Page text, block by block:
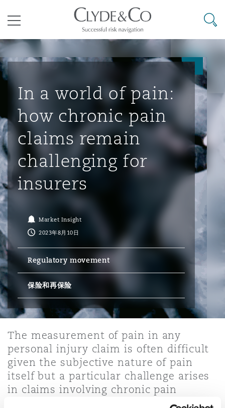
Business Jets
Carrier Liability
Commerical Dispute
Emergency Response & Crisis
Management
Finance & Leasing
Fleet Procurement
Insurance Coverage
业与咨询
商业
企业、商业与合规保险
劳动、养老金和移民n
知识产权
技术、外包与数据
议解决
Commercial Arbitration
Commercial Disputes
Commercial Litigation
源、海洋与贸易
Energy & Natural Resources
Marine
Trade & Commodities
险和再保险
Bermuda Form
Casualty
Corporate, Commercial &
Employers' & Public Liability
Employment Practices
Energy
Financial Institutions,
Officers
目和建筑工程
Construction Disputes
环境保护法
基础设施
Public Procurement
房地产
管法规与调查
Anti-Bribery & Corruption
Compliance
External Investigations
Fraud & White-Collar Crime
Internal Investigations
Professional Services
Safety, Security, Health &
候变化
Code
& Co Newton - 解锁智能索赔新模式
议融资
Eco Audit
普敦
累斯萨拉姆
翰内斯堡
罗比 – 联营办公室
京
里斯班
庆
港
隆坡 – 联营办公室
尔本
德里 – 联营办公室
拉加斯
西哥城
约热内卢
地亚哥 – 联营办公室
保罗
布扎比
罗
哈
拜
达
雅得
特兰大
士顿
尔加里
加哥
拉斯
佛
萨斯城
斯维加斯
伯丁
尔法斯特
明翰
里斯托尔
里
柏林（圣史蒂芬绿地大厦）
塞尔多夫
丁堡
目录
其礼律所事务所
搜寻
In a world of pain:
how chronic pain
claims remain
challenging for
insurers
Market Insight
2023年8月10日
Regulatory movement
保险和再保险
The measurement of pain in any
personal injury claim is often difficult
given the subjective nature of pain
itself but a particular challenge arises
in claims involving chronic pain